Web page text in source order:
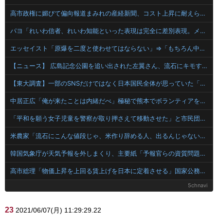
高市政権に媚びて偏向報道まみれの産経新聞、コスト上昇に耐えられず東北6県撤退を発表
パヨ「れいわ信者、れいわ知能といった表現は完全に差別表現。メディアは放送禁止用語に指定するべき」
エッセイスト「原爆を二度と使わせてはならない」⇒「もちろん中国の核も非難する？」⇒「中国の核は綺麗な核！」
【ニュース】 広島記念公園を追い出された左翼さん、流石にキモすぎて炎上
【東大調査】一部のSNSだけではなく日本国民全体が思っていた「外国人受け入れ反対」大幅増20.7%↑56.3%
中居正広「俺が来たことは内緒だべ」極秘で熊本でボランティアをしていたｗｗｗｗｗ
「平和を願う女子児童を警察が取り押さえて移動させた」と市民団体が告発、「児童……どこ？」とガチで困惑する人が続出
米農家「流石にこんな値段じゃ、米作り辞める人、出るんじゃないかなあ？？」
韓国気象庁が天気予報を外しまくり、主要紙「予報官らの資質問題」と酷評
高市総理「物価上昇を上回る賃上げを日本に定着させる」国家公務員月給3.51％増へ 地方公務員も追随する見通し
5chnavi
23 2021/06/07(月) 11:29:29.22